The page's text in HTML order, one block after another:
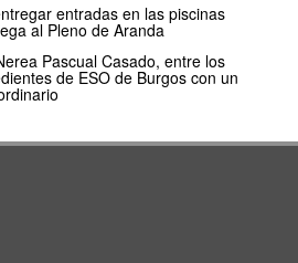
entradas en las piscinas
al Pleno de Aranda
Pascual Casado, entre los
de ESO de Burgos con un